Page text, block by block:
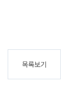
목록보기